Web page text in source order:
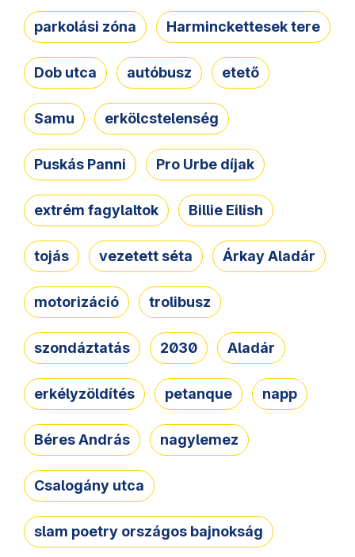
parkolási zóna Harminckettesek tere
Dob utca autóbusz etető
Samu erkölcstelenség
Puskás Panni Pro Urbe díjak
extrém fagylaltok Billie Eilish
tojás vezetett séta Árkay Aladár
motorizáció trolibusz
szondáztatás 2030 Aladár
erkélyzöldítés petanque napp
Béres András nagylemez
Csalogány utca
slam poetry országos bajnokság